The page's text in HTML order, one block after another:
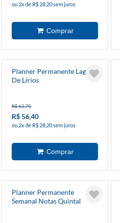
ou 2x de R$ 28,20 sem juros
Planner Permanente Lagoa
De Lírios
R$ 62,70
R$ 56,40
ou 2x de R$ 28,20 sem juros
Planner Permanente
Semanal Notas Quintal